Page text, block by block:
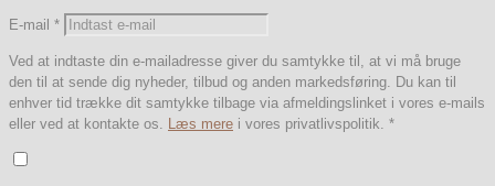
E-mail *
Ved at indtaste din e-mailadresse giver du samtykke til, at vi må bruge
den til at sende dig nyheder, tilbud og anden markedsføring. Du kan til
enhver tid trække dit samtykke tilbage via afmeldingslinket i vores e-mails
eller ved at kontakte os. Læs mere i vores privatlivspolitik. *